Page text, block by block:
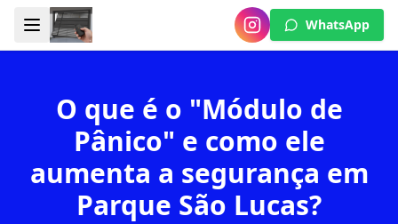
WhatsApp
O que é o "Módulo de
Pânico" e como ele
aumenta a segurança em
Parque São Lucas?